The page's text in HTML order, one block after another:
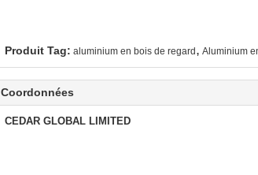
Produit Tag: aluminium en bois de regard , Aluminium
Coordonnées
CEDAR GLOBAL LIMITED